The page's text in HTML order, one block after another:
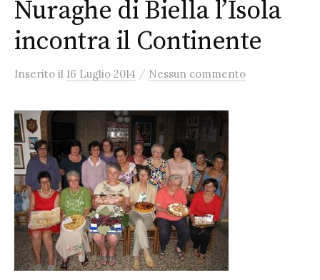
Nuraghe di Biella l’Isola
incontra il Continente
Inserito il 16 Luglio 2014 / Nessun commento